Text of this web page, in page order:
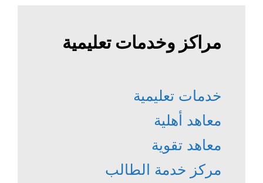
مراكز وخدمات تعليمية
خدمات تعليمية
معاهد أهلية
معاهد تقوية
مركز خدمة الطالب